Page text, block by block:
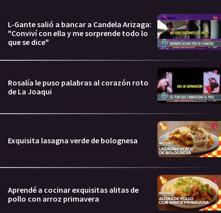
L-Gante salió a bancar a Candela Arizaga:
"Conviví con ella y me sorprende todo lo
que se dice"
Rosalía le puso palabras al corazón roto
de La Joaqui
Exquisita lasagna verde de bolognesa
Aprendé a cocinar exquisitas alitas de
pollo con arroz primavera